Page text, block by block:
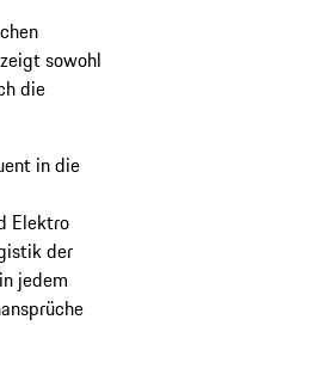
sowohl
die
in die
Elektro
der
jedem